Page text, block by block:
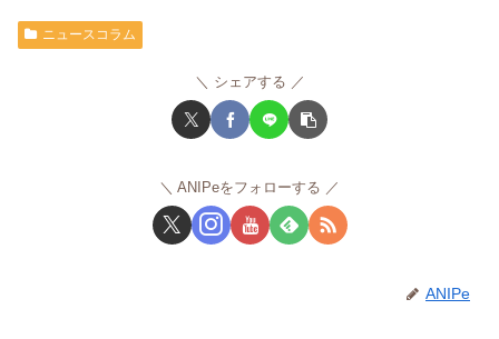
ニュースコラム
シェアする
ANIPeをフォローする
ANIPe